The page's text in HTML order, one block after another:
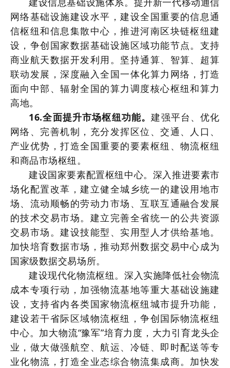
网络基础设施建设水平，建设全国重要的信息通
信枢纽和信息集散中心，推进河南区块链枢纽建
设，争创国家数据基础设施区域功能节点。支持
商业航天数据开发利用。坚持通算、智算、超算
联动发展，深度融入全国一体化算力网络，打造
面向中部、辐射全国的算力调度核心枢纽和算力
高地。
16.全面提升市场枢纽功能。建强平台、优化
网络、完善机制，充分发挥区位、交通、人口、
产业优势，打造全国重要的要素枢纽、物流枢纽
和商品市场枢纽。
建设国家要素配置枢纽中心。深入推进要素市
场化配置改革，建立健全城乡统一的建设用地市
场、流动顺畅的劳动力市场、互联互通融合发展
的技术交易市场。建立完善全省统一的公共资源
交易市场。建设技能型、实用型人才供给基地。
加快培育数据市场，推动郑州数据交易中心成为
国家级数据交易场所。
建设现代化物流枢纽。深入实施降低社会物流
成本专项行动，加强物流基地等重大基础设施建
设，支持省内各类国家物流枢纽城市提升功能，
建设若干省际区域物流枢纽，争创国际物流枢纽
中心。加大物流“豫军”培育力度，大力引育龙头企
业，做大做强航空、航运、冷链、即时配送等专
业化物流，打造全业态综合物流集成商。加快发